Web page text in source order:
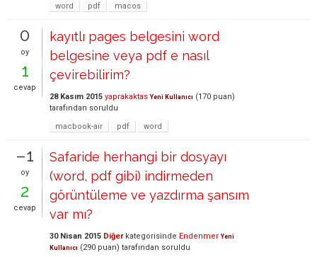
word pdf macos
0
oy
1
cevap
kayıtlı pages belgesini word
belgesine veya pdf e nasıl
çevirebilirim?
28 Kasım 2015 yaprakaktas Yeni Kullanıcı (170 puan)
tarafından soruldu
macbook-air
pdf word
–1
oy
2
cevap
Safaride herhangi bir dosyayı
(word, pdf gibi) indirmeden
görüntüleme ve yazdırma şansım
var mı?
30 Nisan 2015 Diğerkategorisinde Endenmer Yeni
Kullanıcı (290 puan) tarafından soruldu